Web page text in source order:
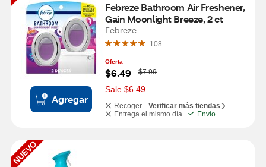
Agregar
Febreze Bathroom Air Freshener,
Gain Moonlight Breeze, 2 ct
Febreze
108
Oferta
$6.49
W
a
s
$7.99
Sale $6.49
Recoger - Verificar más tiendas
Entrega el mismo día
Envío
NUEVO